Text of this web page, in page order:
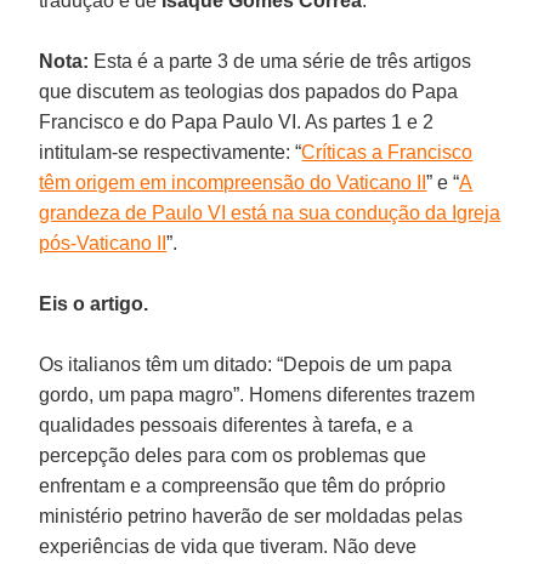
Nota: Esta é a parte 3 de uma série de três artigos
que discutem as teologias dos papados do Papa
Francisco e do Papa Paulo VI. As partes 1 e 2
intitulam-se respectivamente: “Críticas a Francisco
têm origem em incompreensão do Vaticano II” e “A
grandeza de Paulo VI está na sua condução da Igreja
pós-Vaticano II”.
Eis o artigo.
Os italianos têm um ditado: “Depois de um papa
gordo, um papa magro”. Homens diferentes trazem
qualidades pessoais diferentes à tarefa, e a
percepção deles para com os problemas que
enfrentam e a compreensão que têm do próprio
ministério petrino haverão de ser moldadas pelas
experiências de vida que tiveram. Não deve